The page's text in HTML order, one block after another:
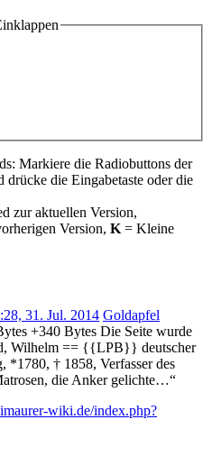
Markiere die Radiobuttons der
drücke die Eingabetaste oder die
zur aktuellen Version,
Version, K = Kleine
31. Jul. 2014 Goldapfel
+340 Bytes Die Seite wurde
Wilhelm == {{LPB}} deutscher
† 1858, Verfasser des
die Anker gelichte…“
wiki.de/index.php?